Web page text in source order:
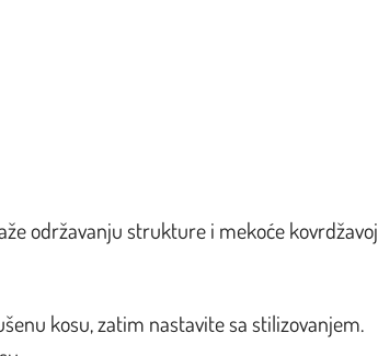
održavanju strukture i mekoće kovrdžavoj
kosu, zatim nastavite sa stilizovanjem.